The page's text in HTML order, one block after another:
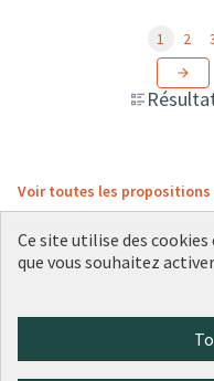
1 2
Voir toutes les propositions
(Lien externe)
(Lien externe)
(Lien externe)
(Lien externe)
(Lien
Ce site utilise des
que vous souhaitez activer